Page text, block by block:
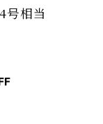
号相当